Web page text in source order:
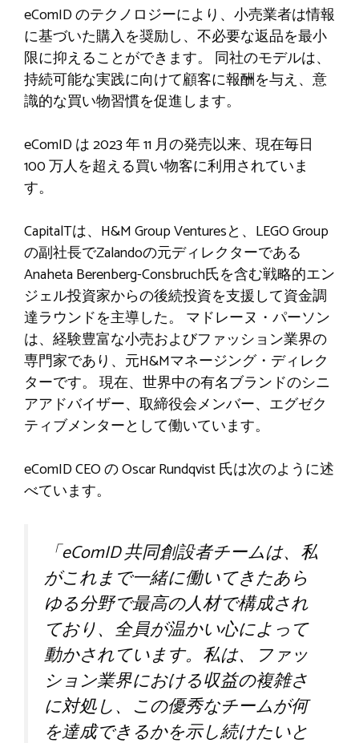
eComID のテクノロジーにより、小売業者は情報
に基づいた購入を奨励し、不必要な返品を最小
限に抑えることができます。 同社のモデルは、
持続可能な実践に向けて顧客に報酬を与え、意
識的な買い物習慣を促進します。
eComID は 2023 年 11 月の発売以来、現在毎日
100 万人を超える買い物客に利用されていま
す。
CapitalTは、H&M Group Venturesと、LEGO Group
の副社長でZalandoの元ディレクターである
Anaheta Berenberg-Consbruch氏を含む戦略的エン
ジェル投資家からの後続投資を支援して資金調
達ラウンドを主導した。 マドレーヌ・パーソン
は、経験豊富な小売およびファッション業界の
専門家であり、元H&Mマネージング・ディレク
ターです。 現在、世界中の有名ブランドのシニ
アアドバイザー、取締役会メンバー、エグゼク
ティブメンターとして働いています。
eComID CEO の Oscar Rundqvist 氏は次のように述
べています。
「eComID 共同創設者チームは、私
がこれまで一緒に働いてきたあら
ゆる分野で最高の人材で構成され
ており、全員が温かい心によって
動かされています。私は、ファッ
ション業界における収益の複雑さ
に対処し、この優秀なチームが何
を達成できるかを示し続けたいと